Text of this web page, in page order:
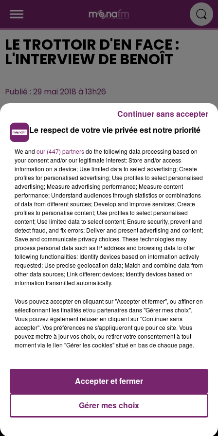
LE TROTTOIR D'EN FACE :
L'INTERVIEW DE BENOÎT
Publié : 29 mai 2018 à 13h26
ACTUS RADIO
PODCASTS
JEUX
PHOTOS PUBLICITÉ
Plan du site
Mentions légales
Le respect de votre vie privée est notre priorité
We and our (447) partnersdo the following data processing based on
your consent and/or our legitimate interest: Store and/or access
information on a device; Use limited data to select advertising; Create
profiles for personalised advertising; Use profiles to select personalised
advertising; Measure advertising performance; Measure content
performance; Understand audiences through statistics or combinations
of data from different sources; Develop and improve services; Create
profiles to personalise content; Use profiles to select personalised
content; Use limited data to select content; Ensure security, prevent and
detect fraud, and fix errors; Deliver and present advertising and content;
Save and communicate privacy choices. These technologies may
process personal data such as IP address and browsing data to offer
following functionalities: Identify devices based on information actively
requested; Use precise geolocation data; Match and combine data from
other data sources; Link different devices; Identify devices based on
information transmitted automatically.
Vous pouvez accepter en cliquant sur "Accepter et fermer", ou affiner en
sélectionnant les finalités et/ou partenaires dans "Gérer mes choix".
Vous pouvez également refuser en cliquant sur "Continuer sans
accepter". Vos préférences ne s'appliqueront que pour ce site. Vous
pouvez mettre à jour vos choix, ou retirer votre consentement à tout
moment via le lien "Gérer les cookies" situé en bas de chaque page.
Gérer mes choix
Accepter et fermer
Continuer sans accepter